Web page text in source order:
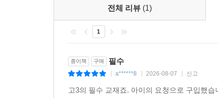
전체 리뷰 (1)
1
종이책 구매 필수
a******8 2026-08-07 신고
고3의 필수 교재죠. 아이의 요청으로 구입했